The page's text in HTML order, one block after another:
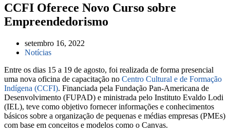
CCFI Oferece Novo Curso sobre
Empreendedorismo
setembro 16, 2022
Notícias
Entre os dias 15 a 19 de agosto, foi realizada de forma presencial
uma nova oficina de capacitação no Centro Cultural e de Formação
Indígena (CCFI). Financiada pela Fundação Pan-Americana de
Desenvolvimento (FUPAD) e ministrada pelo Instituto Evaldo Lodi
(IEL), teve como objetivo fornecer informações e conhecimentos
básicos sobre a organização de pequenas e médias empresas (PMEs)
com base em conceitos e modelos como o Canvas.